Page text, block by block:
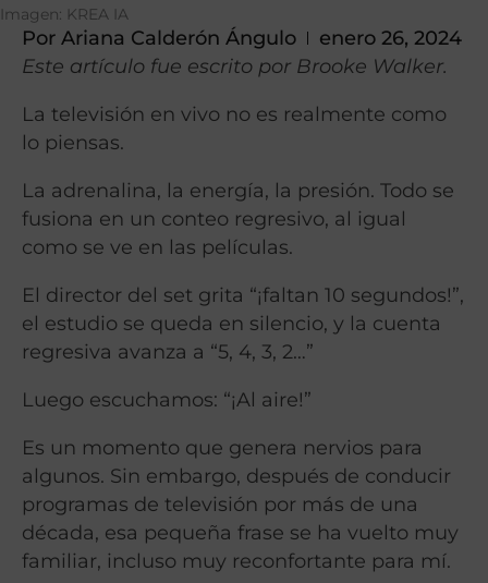
Imagen: KREA IA
Por Ariana Calderón Ángulo
enero 26, 2024
Este artículo fue escrito por Brooke Walker.
La televisión en vivo no es realmente como
lo piensas.
La adrenalina, la energía, la presión. Todo se
fusiona en un conteo regresivo, al igual
como se ve en las películas.
El director del set grita “¡faltan 10 segundos!”,
el estudio se queda en silencio, y la cuenta
regresiva avanza a “5, 4, 3, 2…”
Luego escuchamos: “¡Al aire!”
Es un momento que genera nervios para
algunos. Sin embargo, después de conducir
programas de televisión por más de una
década, esa pequeña frase se ha vuelto muy
familiar, incluso muy reconfortante para mí.